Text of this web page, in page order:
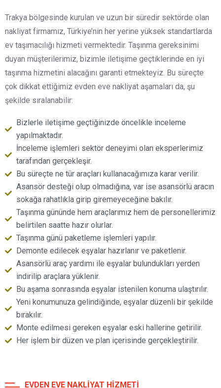
Trakya bölgesinde kurulan ve uzun bir süredir sektörde olan
nakliyat firmamız, Türkiye’nin her yerine yüksek standartlarda
ev taşımacılığı hizmeti vermektedir. Taşınma gereksinimi
duyan müşterilerimiz, bizimle iletişime geçtiklerinde en iyi
taşınma hizmetini alacağını garanti etmekteyiz. Bu süreçte
çok dikkat ettiğimiz evden eve nakliyat aşamaları da, şu
şekilde sıralanabilir:
Bizlerle iletişime geçtiğinizde öncelikle inceleme
yapılmaktadır.
İnceleme işlemleri sektör deneyimi olan eksperlerimiz
tarafından gerçekleşir.
Bu süreçte ne tür araçları kullanacağımıza karar verilir.
Asansör desteği olup olmadığına, var ise asansörlü aracın
sokağa rahatlıkla girip giremeyeceğine bakılır.
Taşınma gününde hem araçlarımız hem de personellerimiz
belirtilen saatte hazır olurlar.
Taşınma günü paketleme işlemleri yapılır.
Demonte edilecek eşyalar hazırlanır ve paketlenir.
Asansörlü araç yardımı ile eşyalar bulundukları yerden
indirilip araçlara yüklenir.
Bu aşama sonrasında eşyalar istenilen konuma ulaştırılır.
Yeni konumunuza gelindiğinde, eşyalar düzenli bir şekilde
bırakılır.
Monte edilmesi gereken eşyalar eski hallerine getirilir.
Her işlem bir düzen ve plan içerisinde gerçekleştirilir.
EVDEN EVE NAKLIYAT HIZMETI